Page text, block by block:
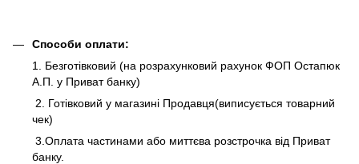
Способи оплати:
1. Безготівковий (на розрахунковий рахунок ФОП Остапюк
А.П. у Приват банку)
2. Готівковий у магазині Продавця(виписується товарний
чек)
3.Оплата частинами або миттєва розстрочка від Приват
банку.